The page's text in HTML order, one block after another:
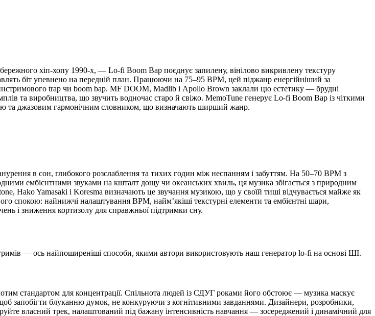
хіп-хопу 1990-х, — Lo-fi Boom Bap поєднує запилену, вінілово викривлену текстуру
біт упевнено на передній план. Працюючи на 75–95 BPM, цей піджанр енергійніший за
trap чи boom bap. MF DOOM, Madlib і Apollo Brown заклали цю естетику — брудні
та виробництва, що звучить водночас старо й свіжо. MemoTune генерує Lo-fi Boom Bap із чіткими
та джазовим гармонічним словником, що визначають ширший жанр.
в сон, глибокого розслаблення та тихих годин між неспанням і забуттям. На 50–70 BPM з
ембієнтними звуками на кшталт дощу чи океанських хвиль, ця музика збігається з природним
Hako Yamasaki і Koresma визначають це звучання музикою, що у своїй тиші відчувається майже як
спокою: найнижчі налаштування BPM, наймʼякіші текстурні елементи та ембієнтні шари,
і зниження кортизолу для справжньої підтримки сну.
— ось найпоширеніші способи, якими автори використовують наш генератор lo-fi на основі ШІ.
стандартом для концентрації. Спільнота людей із СДУГ роками його обстоює — музика маскує
запобігти блуканню думок, не конкуруючи з когнітивними завданнями. Дизайнери, розробники,
власний трек, налаштований під бажану інтенсивність навчання — зосереджений і динамічний для